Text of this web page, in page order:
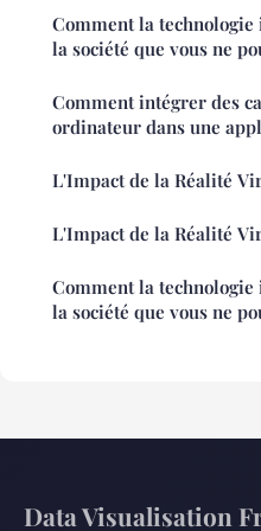
Comment la
la société que vous ne
Comment intégrer des
ordinateur dans une
L'Impact de la Réalité
L'Impact de la Réalité
Comment la
la société que vous ne
Data Visualisation